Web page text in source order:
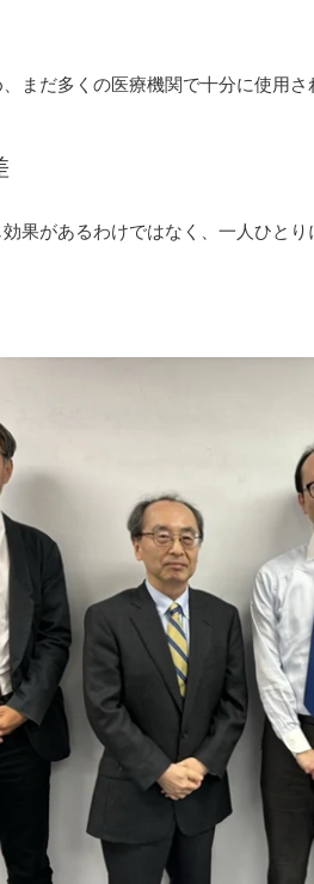
まだ多くの医療機関で十分に使用
果があるわけではなく、一人ひと